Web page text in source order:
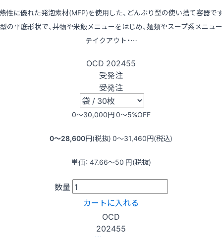
性に優れた発泡素材(MFP)を使用した、どんぶり型の使い捨て容器で
の平底形状で、丼物や米飯メニューをはじめ、麺類やスープ系メニュ
テイクアウト・…
OCD 202455
受発注
受発注
0〜30,000円0〜5%OFF
0〜28,600円(税抜) 0〜31,460円(税込)
単価： 47.66〜50 円(税抜)
数量
カートに入れる
OCD
202455